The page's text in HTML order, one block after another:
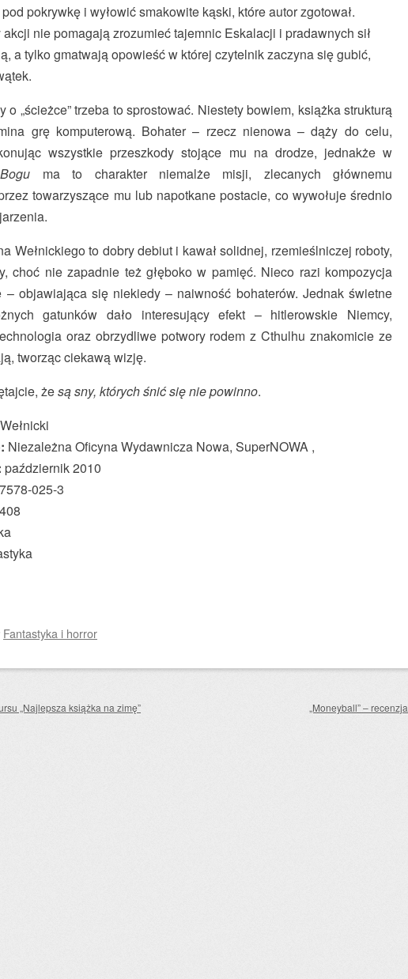
pokrywkę i wyłowić smakowite kąski, które autor zgotował.
nie pomagają zrozumieć tajemnic Eskalacji i pradawnych sił
a tylko gmatwają opowieść w której czytelnik zaczyna się gubić,
o „ścieżce” trzeba to sprostować. Niestety bowiem, książka strukturą
grę komputerową. Bohater – rzecz nienowa – dąży do celu,
wszystkie przeszkody stojące mu na drodze, jednakże w
ma to charakter niemalże misji, zlecanych głównemu
towarzyszące mu lub napotkane postacie, co wywołuje średnio
Wełnickiego to dobry debiut i kawał solidnej, rzemieślniczej roboty,
choć nie zapadnie też głęboko w pamięć. Nieco razi kompozycja
– objawiająca się niekiedy – naiwność bohaterów. Jednak świetne
gatunków dało interesujący efekt – hitlerowskie Niemcy,
oraz obrzydliwe potwory rodem z Cthulhu znakomicie ze
tworząc ciekawą wizję.
żesą sny, których śnić się nie powinno.
Niezależna Oficyna Wydawnicza Nowa, SuperNOWA ,
październik 2010
025-3
408
Fantastyka i horror
„Najlepsza książka na zimę”
„Moneyball” – recenzja